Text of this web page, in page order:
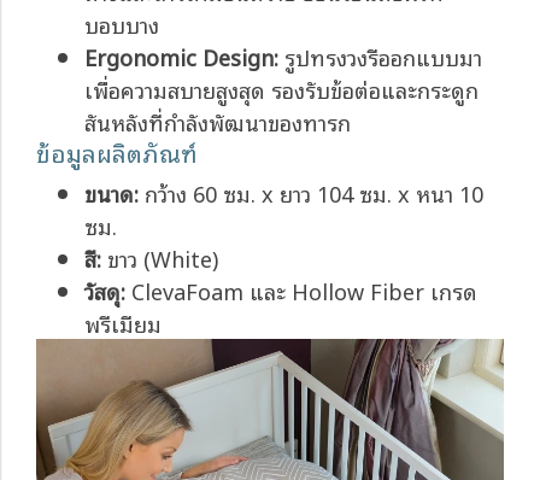
บอบบาง
Ergonomic Design: รูปทรงวงรีออกแบบมา
เพื่อความสบายสูงสุด รองรับข้อต่อและกระดูก
สันหลังที่กำลังพัฒนาของทารก
ข้อมูลผลิตภัณฑ์
ขนาด: กว้าง 60 ซม. x ยาว 104 ซม. x หนา 10
ซม.
สี: ขาว (White)
วัสดุ: ClevaFoam และ Hollow Fiber เกรด
พรีเมียม